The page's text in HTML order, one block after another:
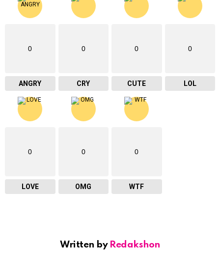
0
ANGRY
0
CRY
0
CUTE
0
LOL
0
LOVE
0
OMG
0
WTF
Written by Redakshon